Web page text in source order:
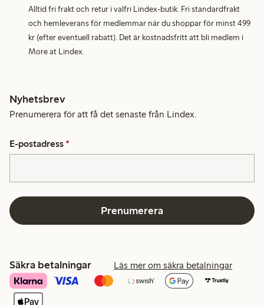
Alltid fri frakt och retur i valfri Lindex-butik. Fri standardfrakt
och hemleverans för medlemmar när du shoppar för minst 499
kr (efter eventuell rabatt). Det är kostnadsfritt att bli medlem i
More at Lindex.
Nyhetsbrev
Prenumerera för att få det senaste från Lindex.
E-postadress *
Prenumerera
Säkra betalningar Läs mer om säkra betalningar